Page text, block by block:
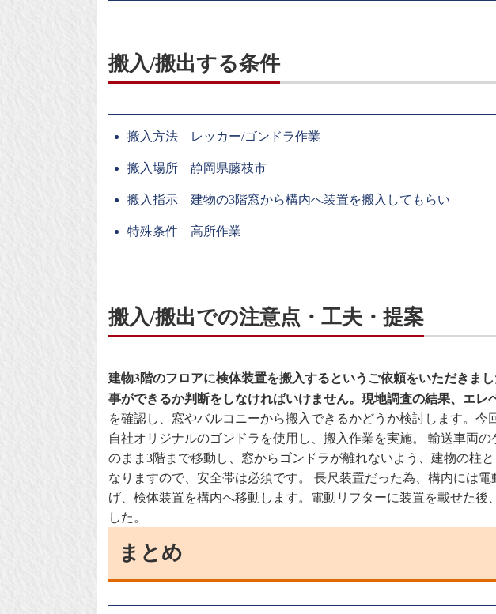
搬入/搬出する条件
搬入方法 レッカー/ゴンドラ作業
搬入場所 静岡県藤枝市
搬入指示 建物の3階窓から構内へ装置を搬入してもらい
特殊条件 高所作業
搬入/搬出での注意点・工夫・提案
建物3階のフロアに検体装置を搬入するというご依頼をいただきま
事ができるか判断をしなければいけません。現地調査の結果、エレ
を確認し、窓やバルコニーから搬入できるかどうか検討します。
自社オリジナルのゴンドラを使用し、搬入作業を実施。 輸送車両
のまま3階まで移動し、窓からゴンドラが離れないよう、建物の柱
なりますので、安全帯は必須です。 長尺装置だった為、構内には
げ、検体装置を構内へ移動します。電動リフターに装置を載せた
した。
まとめ